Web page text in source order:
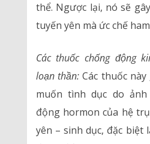
thể. Ngược lại, nó sẽ
tuyến yên mà ức chế
Các thuốc chống động
loạn thần: Các thuốc
muốn tình dục do
động hormon của hệ
yên – sinh dục, đặc biệt